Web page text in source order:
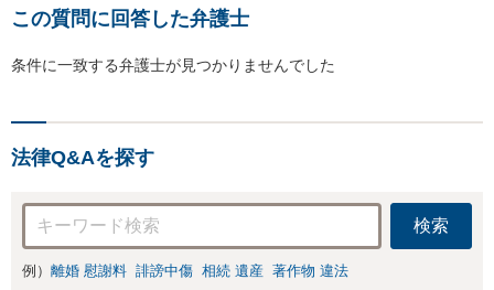
この質問に回答した弁護士
条件に一致する弁護士が見つかりませんでした
法律Q&Aを探す
検索
例） 離婚 慰謝料 誹謗中傷 相続 遺産 著作物 違法